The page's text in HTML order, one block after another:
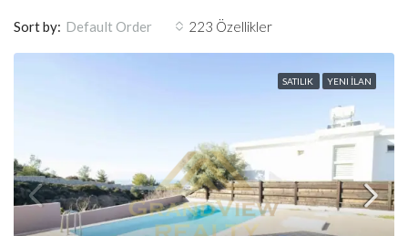
223 Özellikler
Sort by: Default Order
SATILIK YENI İLAN